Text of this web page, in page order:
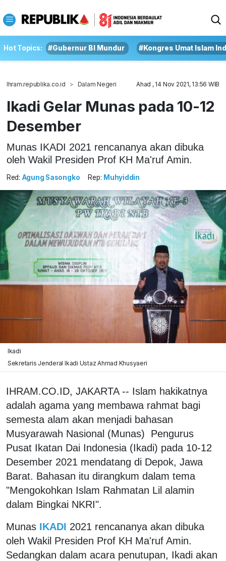
Hot Topics: #Gubernur BI Mundur #Kongres Umat Islam
Ihram.republika.co.id Dalam Negeri Ahad , 14 Nov 2021, 13:56 WIB
Ikadi Gelar Munas pada 10-12
Desember
Munas IKADI 2021 rencananya akan dibuka
oleh Wakil Presiden Prof KH Ma'ruf Amin.
Red: Agung Sasongko Rep: Muhyiddin
Ikadi
Sekretaris Jenderal Ikadi Ustaz Ahmad Khusyaeri
IHRAM.CO.ID, JAKARTA -- Islam hakikatnya
adalah agama yang membawa rahmat bagi
semesta alam akan menjadi bahasan
Musyarawah Nasional (Munas) Pengurus
Pusat Ikatan Dai Indonesia (Ikadi) pada 10-12
Desember 2021 mendatang di Depok, Jawa
Barat. Bahasan itu dirangkum dalam tema
"Mengokohkan Islam Rahmatan Lil alamin
dalam Bingkai NKRI".
Munas IKADI 2021 rencananya akan dibuka
oleh Wakil Presiden Prof KH Ma'ruf Amin.
Sedangkan dalam acara penutupan, Ikadi akan